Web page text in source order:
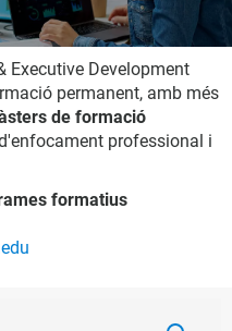
Executive Development
permanent, amb més
de formació
professional i
formatius